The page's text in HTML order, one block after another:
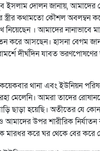
ইসলাম দোলন জানায়, আমাদের
স্ত্রীর কথামতো কৌশল অবলম্বন
নিয়েছেন । আমাদের নানাভাবে
করে আসছেন। হাসনা বেগম
দীর্ঘদিন যাবত ভরণপোষণের
থানা এবং ইউনিয়ন
মেলেনি। আমরা তাদের
ছাড়া হয়েছি। অতীতের যে
উপর শারীরিক
মারধর করে ঘর থেকে বের করে